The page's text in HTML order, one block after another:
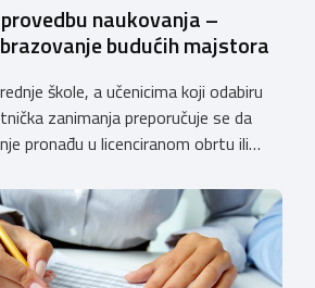
naukovanja –
budućih majstora
škole, a učenicima koji odabiru
zanimanja preporučuje se da
pronađu u licenciranom obrtu ili
da pokrenu postupak
učenicima omogućili
praktičnih znanja, a
razvoj […]